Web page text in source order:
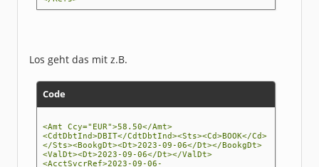
Los geht das mit z.B.
Code
<Amt Ccy="EUR">58.50</Amt>
<CdtDbtInd>DBIT</CdtDbtInd><Sts><Cd>BOOK</Cd>
</Sts><BookgDt><Dt>2023-09-06</Dt></BookgDt>
<ValDt><Dt>2023-09-06</Dt></ValDt>
<AcctSvcrRef>2023-09-06-